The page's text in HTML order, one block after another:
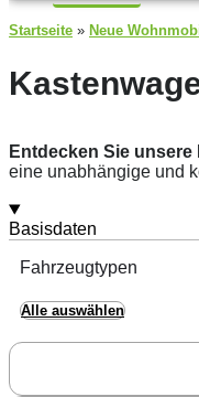
Startseite » Neue
Entdecken Sie
eine unabhängige und
Basisdaten
Fahrzeugtypen
Alle auswählen